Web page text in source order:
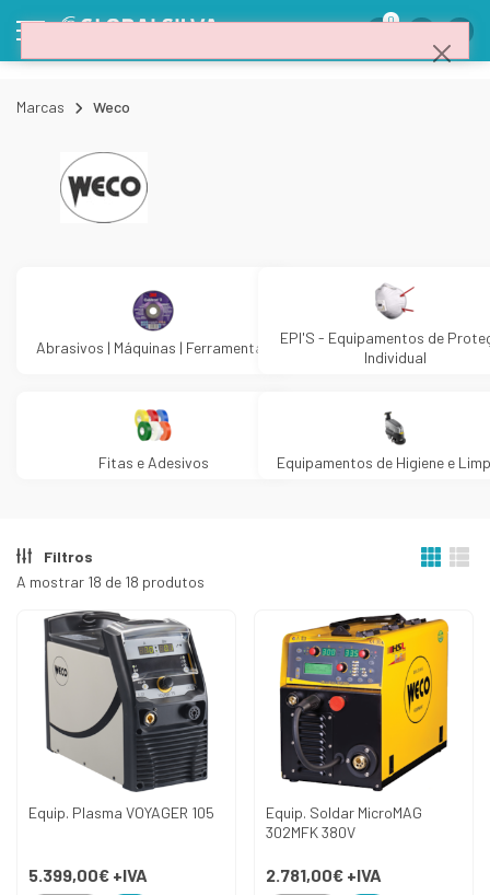
0
Marcas Weco
Abrasivos | Máquinas | Ferramentas
EPI'S - Equipamentos de
Individual
Fitas e Adesivos Equipamentos de Higiene e
Filtros
A mostrar 18 de 18 produtos
Equip. Plasma VOYAGER 105
5.399,00€ +IVA
Equip. Soldar MicroMAG
302MFK 380V
2.781,00€ +IVA